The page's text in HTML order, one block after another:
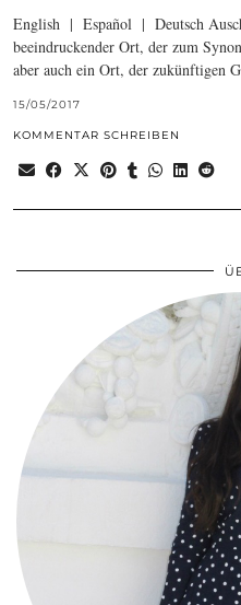
English | Español | Deutsch
beeindruckender Ort, der zum
aber auch ein Ort, der zukünftigen
15/05/2017
KOMMENTAR SCHREIBEN